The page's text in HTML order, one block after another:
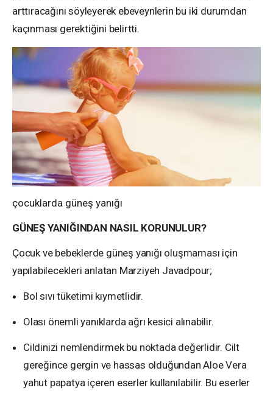
arttıracağını söyleyerek ebeveynlerin bu iki durumdan
kaçınması gerektiğini belirtti.
çocuklarda güneş yanığı
GÜNEŞ YANIĞINDAN NASIL KORUNULUR?​
Çocuk ve bebeklerde güneş yanığı oluşmaması için
yapılabilecekleri anlatan Marziyeh Javadpour;
Bol sıvı tüketimi kıymetlidir.
Olası önemli yanıklarda ağrı kesici alınabilir.
Cildinizi nemlendirmek bu noktada değerlidir. Cilt
gereğince gergin ve hassas olduğundan Aloe Vera
yahut papatya içeren eserler kullanılabilir. Bu eserler